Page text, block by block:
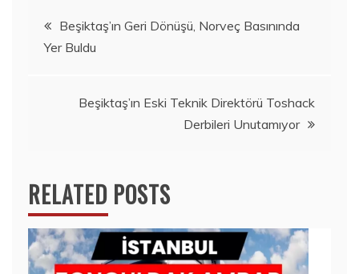
Yazı
gezinmesi
Beşiktaş’ın Geri Dönüşü, Norveç Basınında
Yer Buldu
Beşiktaş’ın Eski Teknik Direktörü Toshack
Derbileri Unutamıyor
RELATED POSTS